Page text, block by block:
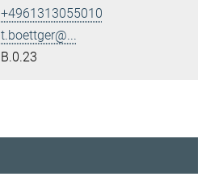
+4961313055010
t.boettger@...
B.0.23